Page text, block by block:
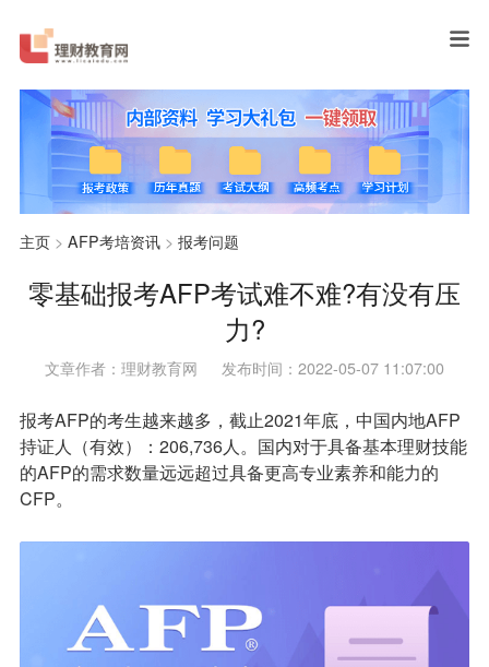
主页> AFP考培资讯> 报考问题
零基础报考AFP考试难不难?有没有压
力?
文章作者：理财教育网 发布时间：2022-05-07 11:07:00
报考AFP的考生越来越多，截止2021年底，中国内地AFP
持证人（有效）：206,736人。国内对于具备基本理财技能
的AFP的需求数量远远超过具备更高专业素养和能力的
CFP。